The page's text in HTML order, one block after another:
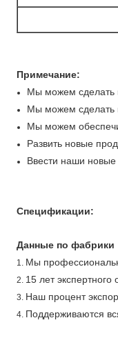
Примечание:
Мы можем сделать
Мы можем сделать
Мы можем
Развить новые
Ввести наши новые
Спецификации:
Данные по фабрики
1. Мы
2. 15 лет
3. Наш процент
4. Поддерживаются